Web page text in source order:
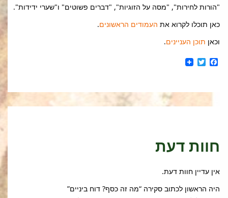
"הורות לחירות", "מסה על הזוגיות", "דברים פשוטים" ו"שערי ידידות".
כאן תוכלו לקרוא את העמודים הראשונים.
וכאן תוכן העניינים.
Facebook
Twitter
חוות דעת
אין עדיין חוות דעת.
היה הראשון לכתוב סקירה “מה זה כסף? דוח ביניים”